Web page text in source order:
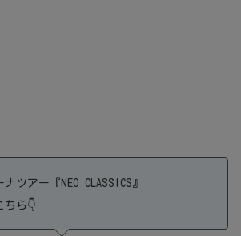
ツアー『NEO CLASSICS』
ちら👇